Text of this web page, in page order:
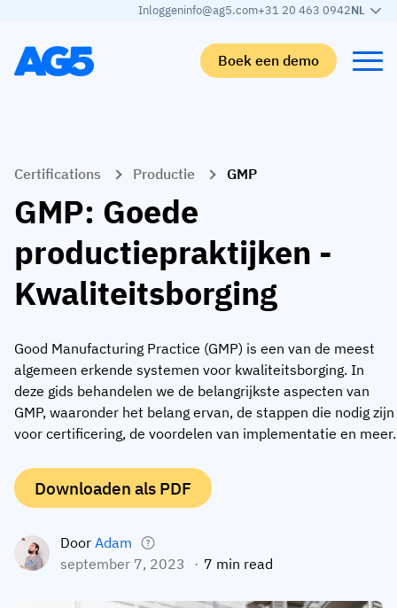
Inloggeninfo@ag5.com+31 20 463 0942NL
Boek een demo
Skills matrix
Skills matrix
Skills-bibliotheek
Competentiebeheer
Personeel
Medewerkersprofiel
Certificaten & licenties
Per branche
Auto-industrie
Voedingsmiddelen sector
Logistiek
Bekijk alle branches
Per rol
Operationeel manager
Auditor
Automotive
Adient
Rogers
KLM Cargo
Base Logistics
Intersnack
Syngenta
Leren
AG5 blog
White papers
Partner programma
Ondersteuning
Klantsucces
AG5-status
Certifications Productie GMP
GMP: Goede
productiepraktijken -
Kwaliteitsborging
Good Manufacturing Practice (GMP) is een van de meest
algemeen erkende systemen voor kwaliteitsborging. In
deze gids behandelen we de belangrijkste aspecten van
GMP, waaronder het belang ervan, de stappen die nodig zijn
voor certificering, de voordelen van implementatie en meer.
Downloaden als PDF
Door Adam
september 7, 2023
7 min read